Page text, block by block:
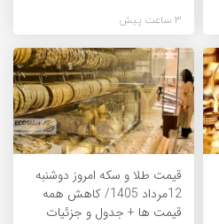
3 ساعت پیش
قیمت طلا و سکه امروز دوشنبه
12مرداد 1405/ کاهش همه
قیمت ها + جدول و جزئیات